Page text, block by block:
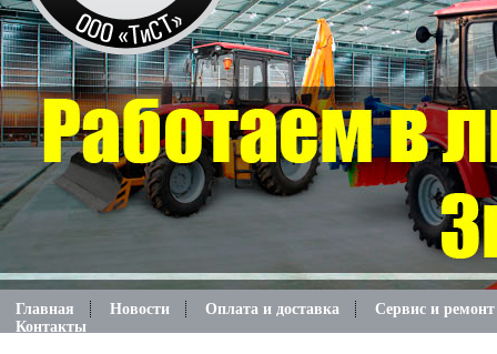
Главная Новости Оплата и доставка
Сервис и ремонт
Контакты